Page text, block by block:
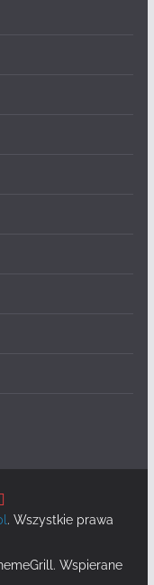
. Wszystkie prawa
Wspierane